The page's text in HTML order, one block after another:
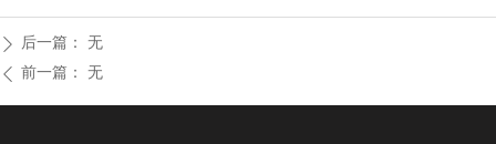
ꄴ 前一篇： 无
ꄲ 后一篇： 无